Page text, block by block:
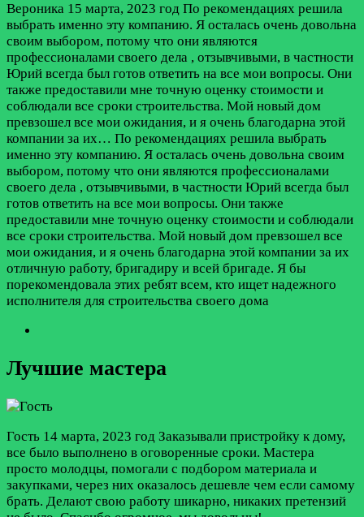
Вероника 15 марта, 2023 год По рекомендациях решила
выбрать именно эту компанию. Я осталась очень довольна
своим выбором, потому что они являются
профессионалами своего дела , отзывчивыми, в частности
Юрий всегда был готов ответить на все мои вопросы. Они
также предоставили мне точную оценку стоимости и
соблюдали все сроки строительства. Мой новый дом
превзошел все мои ожидания, и я очень благодарна этой
компании за их… По рекомендациях решила выбрать
именно эту компанию. Я осталась очень довольна своим
выбором, потому что они являются профессионалами
своего дела , отзывчивыми, в частности Юрий всегда был
готов ответить на все мои вопросы. Они также
предоставили мне точную оценку стоимости и соблюдали
все сроки строительства. Мой новый дом превзошел все
мои ожидания, и я очень благодарна этой компании за их
отличную работу, бригадиру и всей бригаде. Я бы
порекомендовала этих ребят всем, кто ищет надежного
исполнителя для строительства своего дома
Лучшие мастера
Гость 14 марта, 2023 год Заказывали пристройку к дому,
все было выполнено в оговоренные сроки. Мастера
просто молодцы, помогали с подбором материала и
закупками, через них оказалось дешевле чем если самому
брать. Делают свою работу шикарно, никаких претензий